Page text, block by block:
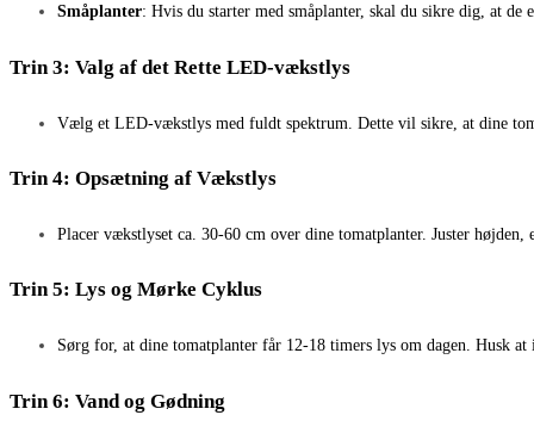
Småplanter: Hvis du starter med småplanter, skal du sikre dig, at
Trin 3: Valg af det Rette LED-vækstlys
Vælg et LED-vækstlys med fuldt spektrum. Dette vil sikre, at dine
Trin 4: Opsætning af Vækstlys
Placer vækstlyset ca. 30-60 cm over dine tomatplanter. Juster
Trin 5: Lys og Mørke Cyklus
Sørg for, at dine tomatplanter får 12-18 timers lys om dagen. Husk
Trin 6: Vand og Gødning